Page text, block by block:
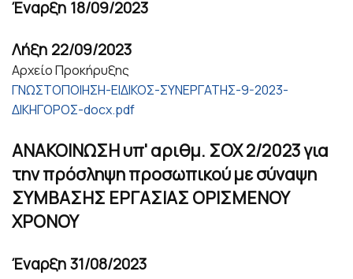
Έναρξη 18/09/2023
Λήξη 22/09/2023
Αρχείο Προκήρυξης
ΓΝΩΣΤΟΠΟΙΗΣΗ-ΕΙΔΙΚΟΣ-ΣΥΝΕΡΓΑΤΗΣ-9-2023-
ΔΙΚΗΓΟΡΟΣ-docx.pdf
ΑΝΑΚΟΙΝΩΣΗ υπ' αριθμ. ΣΟΧ 2/2023 για
την πρόσληψη προσωπικού με σύναψη
ΣΥΜΒΑΣΗΣ ΕΡΓΑΣΙΑΣ ΟΡΙΣΜΕΝΟΥ
ΧΡΟΝΟΥ
Έναρξη31/08/2023